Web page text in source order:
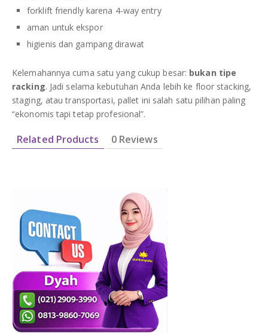
forklift friendly karena 4-way entry
aman untuk ekspor
higienis dan gampang dirawat
Kelemahannya cuma satu yang cukup besar: bukan tipe
racking. Jadi selama kebutuhan Anda lebih ke floor stacking,
staging, atau transportasi, pallet ini salah satu pilihan paling
“ekonomis tapi tetap profesional”.
Related Products 0 Reviews